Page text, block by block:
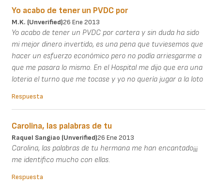
Yo acabo de tener un PVDC por
M.K. (unverified)26 Ene 2013
Yo acabo de tener un PVDC por cartera y sin duda ha sido
mi mejor dinero invertido, es una pena que tuviesemos que
hacer un esfuerzo económico pero no podía arriesgarme a
que me pasara lo mismo. En el Hospital me dijo que era una
loteria el turno que me tocase y yo no quería jugar a la loto
Respuesta
Carolina, las palabras de tu
Raquel Sangiao (unverified)26 Ene 2013
Carolina, las palabras de tu hermana me han encantado¡¡¡
me identifico mucho con ellas.
Respuesta